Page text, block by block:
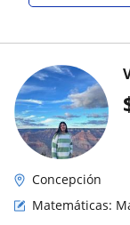
Concepción
Matemáticas: